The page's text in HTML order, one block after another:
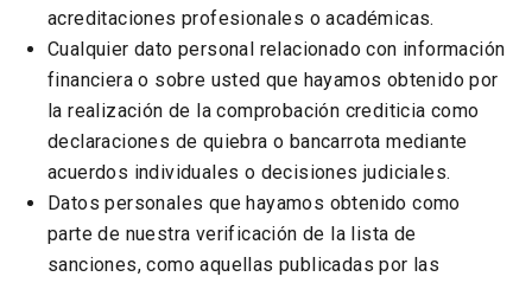
acreditaciones profesionales o académicas.
Cualquier dato personal relacionado con información
financiera o sobre usted que hayamos obtenido por
la realización de la comprobación crediticia como
declaraciones de quiebra o bancarrota mediante
acuerdos individuales o decisiones judiciales.
Datos personales que hayamos obtenido como
parte de nuestra verificación de la lista de
sanciones, como aquellas publicadas por las